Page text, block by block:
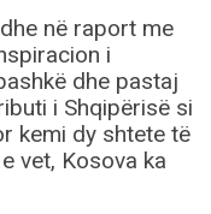
në raport me
i
dhe pastaj
i Shqipërisë si
kemi dy shtete të
vet, Kosova ka